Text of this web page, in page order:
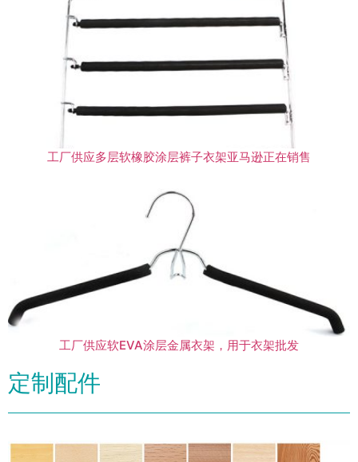
工厂供应多层软橡胶涂层裤子衣架亚马逊正在销售
工厂供应软EVA涂层金属衣架，用于衣架批发
定制配件